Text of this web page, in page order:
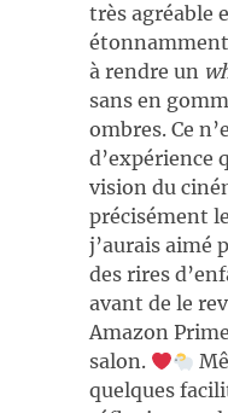
très agréable
à rendre un
sans en
ombres. Ce
d’expérience
vision du
précisément
j’aurais aimé
des rires
avant de le
Amazon
salon.
quelques